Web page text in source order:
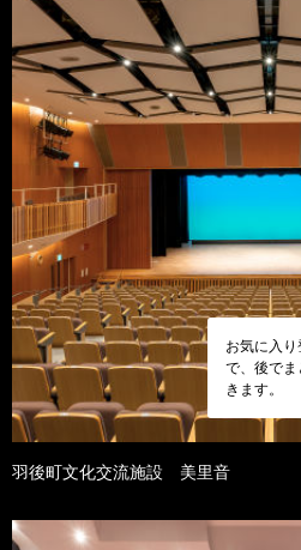
お気に入
で、後で
きます。
羽後町文化交流施設 美里音